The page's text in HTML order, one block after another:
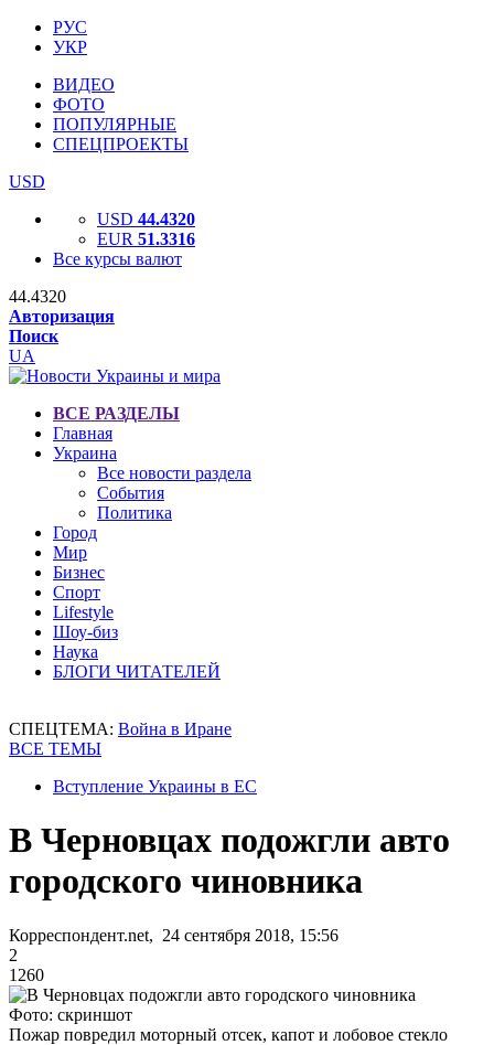
РУС
УКР
ВИДЕО
ФОТО
ПОПУЛЯРНЫЕ
СПЕЦПРОЕКТЫ
USD
USD 44.4320
EUR 51.3316
Все курсы валют
44.4320
Авторизация
Поиск
UA
ВСЕ РАЗДЕЛЫ
Главная
Украина
Все новости раздела
События
Политика
Город
Мир
Бизнес
Спорт
Lifestyle
Шоу-биз
Наука
БЛОГИ ЧИТАТЕЛЕЙ
СПЕЦТЕМА: Война в Иране
ВСЕ ТЕМЫ
Вступление Украины в ЕС
В Черновцах подожгли авто
городского чиновника
Корреспондент.net, 24 сентября 2018, 15:56
2
1260
Фото: скриншот
Пожар повредил моторный отсек, капот и лобовое стекло